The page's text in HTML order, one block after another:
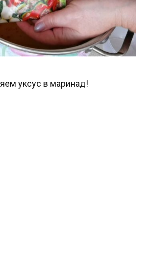
уксус в маринад!